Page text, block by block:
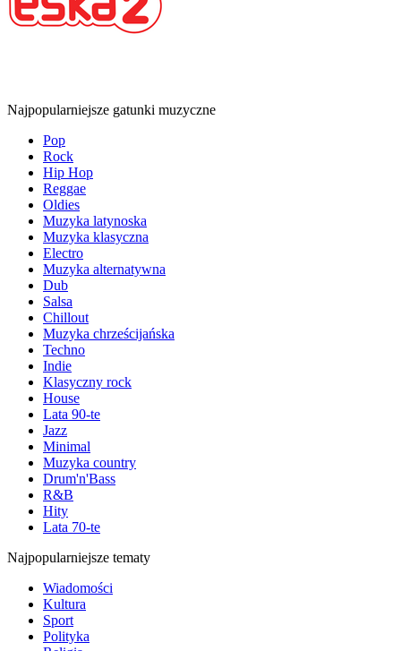
Najpopularniejsze gatunki muzyczne
Pop
Rock
Hip Hop
Reggae
Oldies
Muzyka latynoska
Muzyka klasyczna
Electro
Muzyka alternatywna
Dub
Salsa
Chillout
Muzyka chrześcijańska
Techno
Indie
Klasyczny rock
House
Lata 90-te
Jazz
Minimal
Muzyka country
Drum'n'Bass
R&B
Hity
Lata 70-te
Najpopularniejsze tematy
Wiadomości
Kultura
Sport
Polityka